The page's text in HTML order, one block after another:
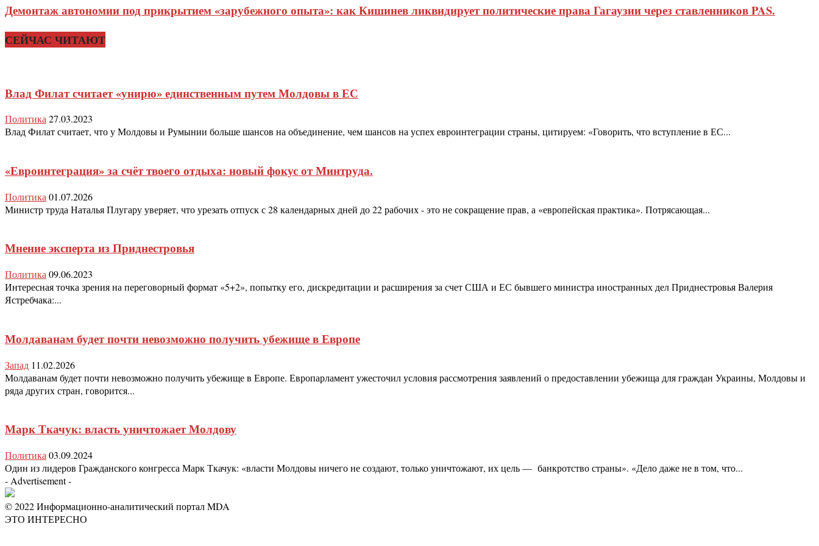
Демонтаж автономии под прикрытием «зарубежного опыта»: как Кишинев ликвидирует политические права Гагаузии через ставленников PAS.
СЕЙЧАС ЧИТАЮТ
Влад Филат считает «унирю» единственным путем Молдовы в ЕС
Политика27.03.2023
Влад Филат считает, что у Молдовы и Румынии больше шансов на объединение, чем шансов на успех евроинтеграции страны, цитируем: «Говорить, что вступление в ЕС...
«Евроинтеграция» за счёт твоего отдыха: новый фокус от Минтруда.
Политика 01.07.2026
Министр труда Наталья Плугару уверяет, что урезать отпуск с 28 календарных дней до 22 рабочих - это не сокращение прав, а «европейская практика». Потрясающая...
Мнение эксперта из Приднестровья
Политика 09.06.2023
Интересная точка зрения на переговорный формат «5+2», попытку его, дискредитации и расширения за счет США и ЕС бывшего министра иностранных дел Приднестровья Валерия
Ястребчака:...
Молдаванам будет почти невозможно получить убежище в Европе
Запад 11.02.2026
Молдаванам будет почти невозможно получить убежище в Европе. Европарламент ужесточил условия рассмотрения заявлений о предоставлении убежища для граждан Украины, Молдовы и
ряда других стран, говорится...
Марк Ткачук: власть уничтожает Молдову
Политика 03.09.2024
Один из лидеров Гражданского конгресса Марк Ткачук: «власти Молдовы ничего не создают, только уничтожают, их цель — банкротство страны». «Дело даже не в том, что...
- Advertisement -
© 2022 Информационно-аналитический портал MDA
ЭТО ИНТЕРЕСНО